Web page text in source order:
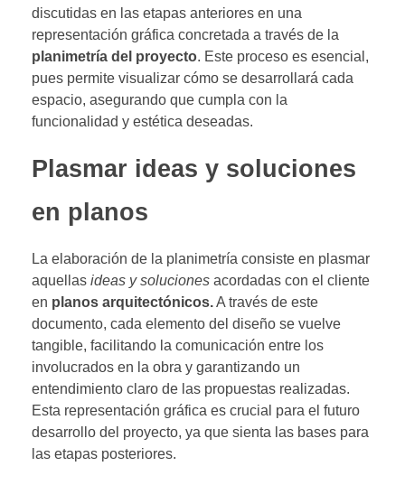
discutidas en las etapas anteriores en una
representación gráfica concretada a través de la
planimetría del proyecto. Este proceso es esencial,
pues permite visualizar cómo se desarrollará cada
espacio, asegurando que cumpla con la
funcionalidad y estética deseadas.
Plasmar ideas y soluciones
en planos
La elaboración de la planimetría consiste en plasmar
aquellas ideas y soluciones acordadas con el cliente
en planos arquitectónicos.A través de este
documento, cada elemento del diseño se vuelve
tangible, facilitando la comunicación entre los
involucrados en la obra y garantizando un
entendimiento claro de las propuestas realizadas.
Esta representación gráfica es crucial para el futuro
desarrollo del proyecto, ya que sienta las bases para
las etapas posteriores.